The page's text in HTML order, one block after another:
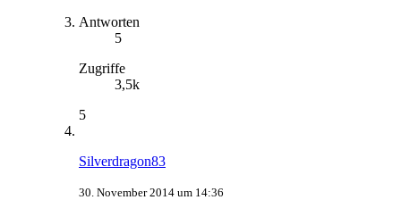
Antworten
5
Zugriffe
3,5k
5
Silverdragon83
30. November 2014 um 14:36